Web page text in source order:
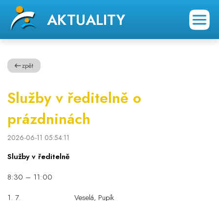
AKTUALITY
zpět
Služby v ředitelně o
prázdninách
2026-06-11 05:54:11
Služby v ředitelně
8:30 – 11:00
1. 7. Veselá, Pupík